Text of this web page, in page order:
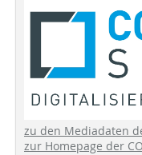
zu den Mediadaten
zur Homepage der